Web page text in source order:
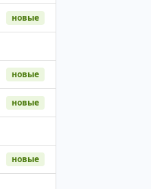
новые
новые
новые
новые